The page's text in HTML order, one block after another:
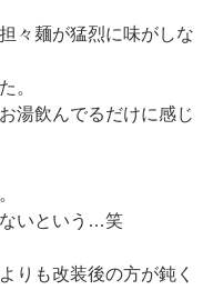
々麺が猛烈に味がしな
。
湯飲んでるだけに感じ
いという…笑
りも改装後の方が鈍く